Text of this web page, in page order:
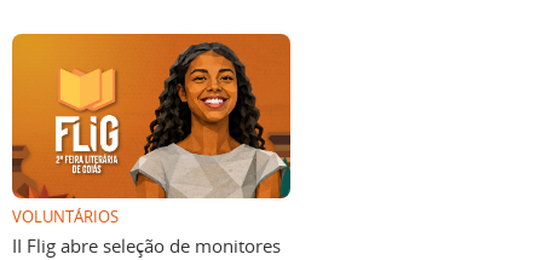
VOLUNTÁRIOS
II Flig abre seleção de monitores